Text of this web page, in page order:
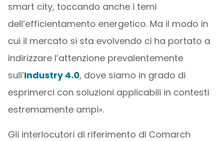
smart city, toccando anche i temi
dell’efficientamento energetico. Ma il modo in
cui il mercato si sta evolvendo ci ha portato a
indirizzare l’attenzione prevalentemente
sull’Industry 4.0, dove siamo in grado di
esprimerci con soluzioni applicabili in contesti
estremamente ampi».
Gli interlocutori di riferimento di Comarch